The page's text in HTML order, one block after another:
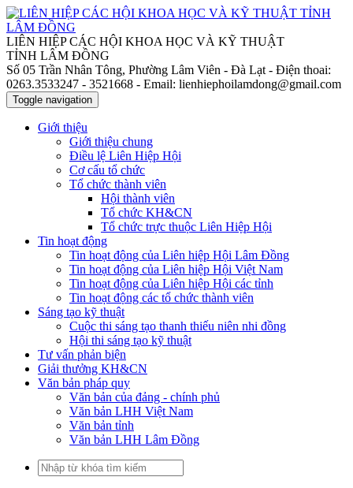
LIÊN HIỆP CÁC HỘI KHOA HỌC VÀ KỸ THUẬT
TỈNH LÂM ĐỒNG
Số 05 Trần Nhân Tông, Phường Lâm Viên - Đà Lạt - Điện thoai:
0263.3533247 - 3521668 - Email: lienhiephoilamdong@gmail.com
Toggle navigation
Giới thiệu
Giới thiệu chung
Điều lệ Liên Hiệp Hội
Cơ cấu tổ chức
Tổ chức thành viên
Hội thành viên
Tổ chức KH&CN
Tổ chức trực thuộc Liên Hiệp Hội
Tin hoạt động
Tin hoạt động của Liên hiệp Hội Lâm Đồng
Tin hoạt động của Liên hiệp Hội Việt Nam
Tin hoạt động của Liên hiệp Hội các tỉnh
Tin hoạt động các tổ chức thành viên
Sáng tạo kỹ thuật
Cuộc thi sáng tạo thanh thiếu niên nhi đồng
Hội thi sáng tạo kỹ thuật
Tư vấn phản biện
Giải thưởng KH&CN
Văn bản pháp quy
Văn bản của đảng - chính phủ
Văn bản LHH Việt Nam
Văn bản tỉnh
Văn bản LHH Lâm Đồng